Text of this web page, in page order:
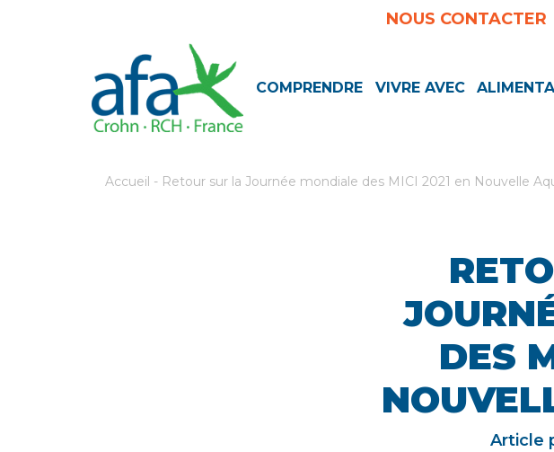
NOUS CONTACTER
COMPRENDRE VIVRE AVEC
Accueil - Retour sur la Journée mondiale des MICI 2021 en Nouvelle
DES
Article